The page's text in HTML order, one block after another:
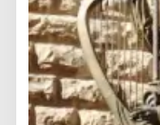
В армянском
туристических
потрясающие
просто
Давида, Храм Гроба
торговая улица,